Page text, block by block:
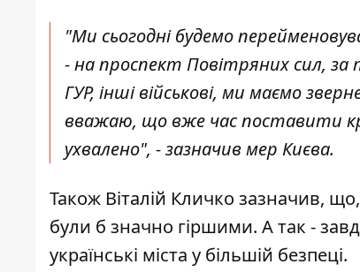
"Ми сьогодні будемо
- на проспект Повітряних сил, за
ГУР, інші військові, ми маємо
вважаю, що вже час поставити
ухвалено", - зазначив мер Києва.
Також Віталій Кличко зазначив,
були б значно гіршими. А так -
українські міста у більшій безпеці.